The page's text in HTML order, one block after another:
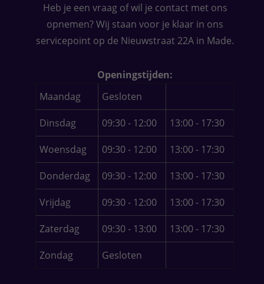
zeker te vinden.
Kesley, nogmaals bedankt. Als tevreden
klanten de deur uitgegaan met nog een
Heb je een vraag of wil je contact met ons
opnemen? Wij staan voor je klaar in ons
servicepoint op de Nieuwstraat 22A in Made.
Openingstijden:
Maandag
Gesloten
Dinsdag 09:30 - 12:00 13:00 - 17:30
Woensdag 09:30 - 12:00 13:00 - 17:30
Donderdag 09:30 - 12:00 13:00 - 17:30
Vrijdag 09:30 - 12:00 13:00 - 17:30
Zaterdag 09:30 - 13:00 13:00 - 17:30
Zondag Gesloten